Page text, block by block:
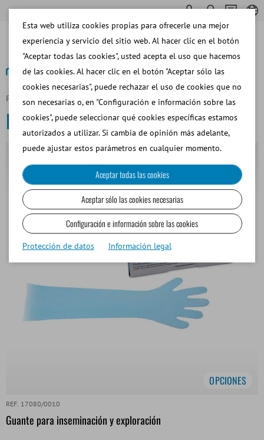
Página principal Bovino Inseminación y Diagnóstico
Inseminación y Diagnóstico
OPCIONES
REF. 17080/0010
Guante para inseminación y exploración
Esta web utiliza cookies propias para ofrecerle una mejor
experiencia y servicio del sitio web. Al hacer clic en el botón
"Aceptar todas las cookies", usted acepta el uso que hacemos
de las cookies. Al hacer clic en el botón "Aceptar sólo las
cookies necesarias", puede rechazar el uso de cookies que no
son necesarias o, en "Configuración e información sobre las
cookies", puede seleccionar qué cookies específicas estamos
autorizados a utilizar. Si cambia de opinión más adelante,
puede ajustar estos parámetros en cualquier momento.
Aceptar todas las cookies
Aceptar sólo las cookies necesarias
Configuración e información sobre las cookies
Protección de datos Información legal